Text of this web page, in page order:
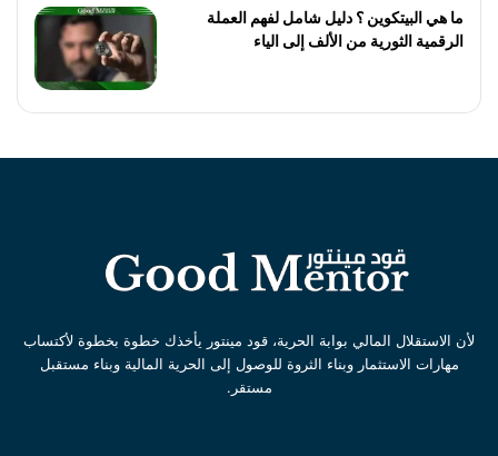
ما هي البيتكوين ؟ دليل شامل لفهم العملة
الرقمية الثورية من الألف إلى الياء
لأن الاستقلال المالي بوابة الحرية، قود مينتور يأخذك خطوة بخطوة لأكتساب
مهارات الاستثمار وبناء الثروة للوصول إلى الحرية المالية وبناء مستقبل
مستقر.